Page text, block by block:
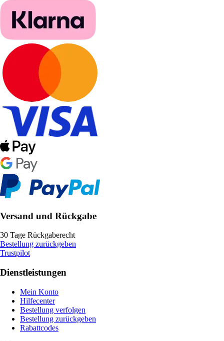
Versand und Rückgabe
30 Tage Rückgaberecht
Bestellung zurückgeben
Trustpilot
Dienstleistungen
Mein Konto
Hilfecenter
Bestellung verfolgen
Bestellung zurückgeben
Rabattcodes